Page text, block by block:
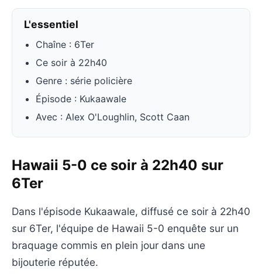
L'essentiel
Chaîne : 6Ter
Ce soir à 22h40
Genre : série policière
Épisode : Kukaawale
Avec : Alex O'Loughlin, Scott Caan
Hawaii 5-0 ce soir à 22h40 sur
6Ter
Dans l'épisode Kukaawale, diffusé ce soir à 22h40
sur 6Ter, l'équipe de Hawaii 5-0 enquête sur un
braquage commis en plein jour dans une
bijouterie réputée.